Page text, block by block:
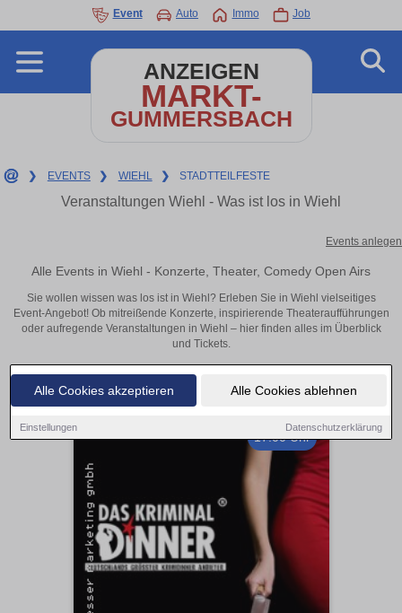
Alle Cookies akzeptieren Alle Cookies ablehnen
Einstellungen Datenschutzerklärung
Event Auto Immo Job
ANZEIGEN
MARKT-
GUMMERSBACH
❯ EVENTS ❯ WIEHL ❯ STADTTEILFESTE
Veranstaltungen Wiehl - Was ist los in Wiehl
Events anlegen
Alle Events in Wiehl - Konzerte, Theater, Comedy Open Airs
Sie wollen wissen was los ist in Wiehl? Erleben Sie in Wiehl vielseitiges
Event-Angebot! Ob mitreißende Konzerte, inspirierende Theateraufführungen
oder aufregende Veranstaltungen in Wiehl – hier finden alles im Überblick
und Tickets.
17:00 Uhr